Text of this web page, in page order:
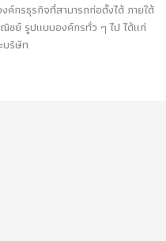
กรธุรกิจที่สามารถก่อตั้งได้ ภายใต้
ชย์ รูปแบบองค์กรทั่ว ๆ ไป ได้แก่
บริษัท